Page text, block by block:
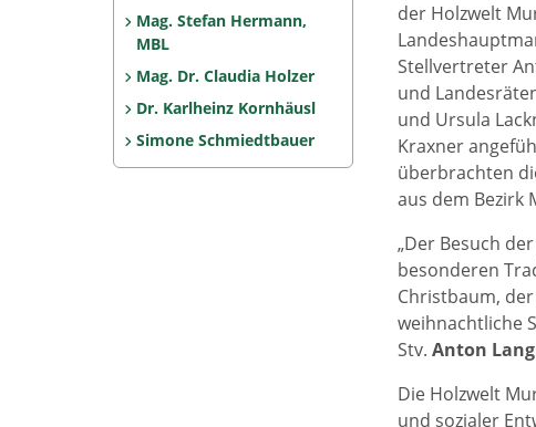
Mag. Stefan Hermann,
MBL
Mag. Dr. Claudia Holzer
Dr. Karlheinz Kornhäusl
Simone Schmiedtbauer
der Holzwelt
Stellvertreter
und
und Ursula
Kraxner
überbrachten
aus dem Bezirk
„Der Besuch
besonderen
Christbaum,
weihnachtliche
Stv. Anton
Die Holzwelt
und sozialer